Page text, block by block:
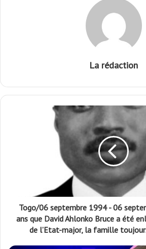
La rédaction
Togo/06 septembre 1994 - 06
ans que David Ahlonko Bruce a été
de l’Etat-major, la famille